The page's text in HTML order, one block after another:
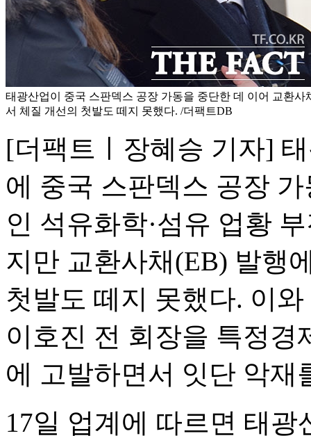
태광산업이 중국 스판덱스 공장 가동을 중단한 데 이어 교환사
서 체질 개선의 첫발도 떼지 못했다. /더팩트DB
[더팩트ㅣ장혜승 기자]
에 중국 스판덱스 공장
인 석유화학·섬유 업황
지만 교환사채(EB) 발행
첫발도 떼지 못했다. 이
이호진 전 회장을 특정
에 고발하면서 잇단 악재
17일 업계에 따르면 태